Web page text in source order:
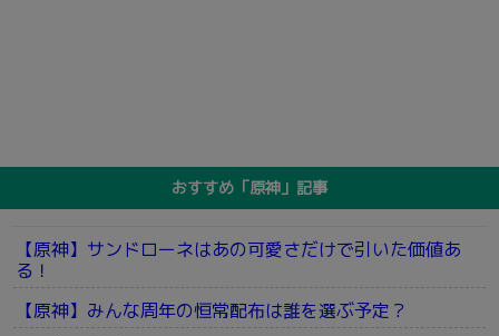
おすすめ「原神」記事
【原神】サンドローネはあの可愛さだけで引いた価値あ
る！
【原神】みんな周年の恒常配布は誰を選ぶ予定？